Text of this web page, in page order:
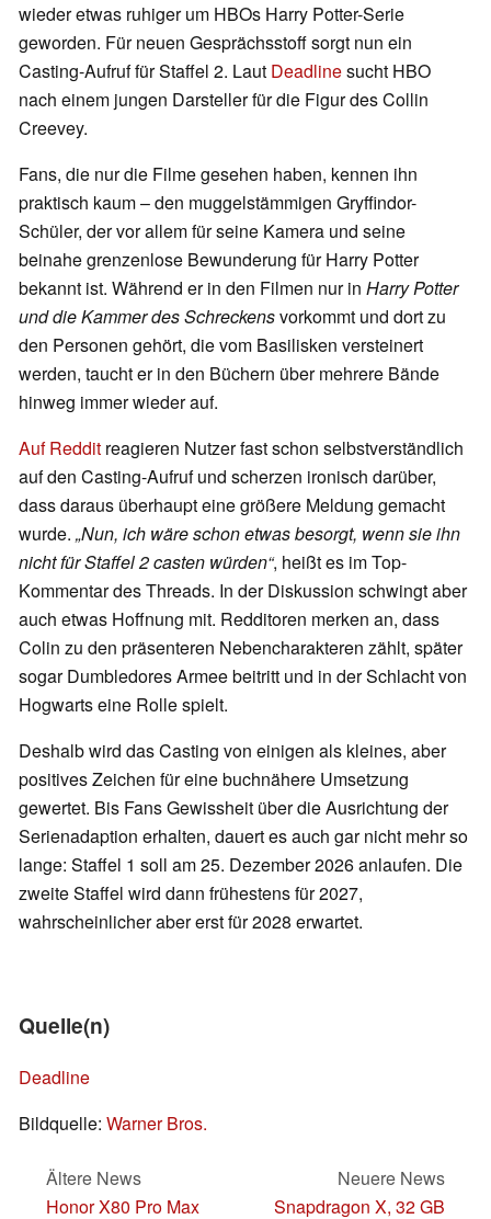
wieder etwas ruhiger um HBOs Harry Potter-Serie
geworden. Für neuen Gesprächsstoff sorgt nun ein
Casting-Aufruf für Staffel 2. Laut Deadlinesucht HBO
nach einem jungen Darsteller für die Figur des Collin
Creevey.
Fans, die nur die Filme gesehen haben, kennen ihn
praktisch kaum – den muggelstämmigen Gryffindor-
Schüler, der vor allem für seine Kamera und seine
beinahe grenzenlose Bewunderung für Harry Potter
bekannt ist. Während er in den Filmen nur in Harry Potter
und die Kammer des Schreckensvorkommt und dort zu
den Personen gehört, die vom Basilisken versteinert
werden, taucht er in den Büchern über mehrere Bände
hinweg immer wieder auf.
Auf Reddit reagieren Nutzer fast schon selbstverständlich
auf den Casting-Aufruf und scherzen ironisch darüber,
dass daraus überhaupt eine größere Meldung gemacht
wurde. „Nun, ich wäre schon etwas besorgt, wenn sie ihn
nicht für Staffel 2 casten würden“, heißt es im Top-
Kommentar des Threads. In der Diskussion schwingt aber
auch etwas Hoffnung mit. Redditoren merken an, dass
Colin zu den präsenteren Nebencharakteren zählt, später
sogar Dumbledores Armee beitritt und in der Schlacht von
Hogwarts eine Rolle spielt.
Deshalb wird das Casting von einigen als kleines, aber
positives Zeichen für eine buchnähere Umsetzung
gewertet. Bis Fans Gewissheit über die Ausrichtung der
Serienadaption erhalten, dauert es auch gar nicht mehr so
lange: Staffel 1 soll am 25. Dezember 2026 anlaufen. Die
zweite Staffel wird dann frühestens für 2027,
wahrscheinlicher aber erst für 2028 erwartet.
Quelle(n)
Deadline
Bildquelle: Warner Bros.
Ältere News
Honor X80 Pro Max
Neuere News
Snapdragon X, 32 GB